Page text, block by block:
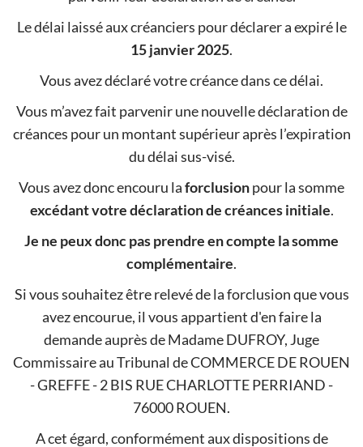
Le délai laissé aux créanciers pour déclarer a expiré le
15 janvier 2025.
Vous avez déclaré votre créance dans ce délai.
Vous m’avez fait parvenir une nouvelle déclaration de
créances pour un montant supérieur après l’expiration
du délai sus-visé.
Vous avez donc encouru laforclusionpour la somme
excédant votre déclaration de créances initiale.
Je ne peux donc pas prendre en compte la somme
complémentaire.
Si vous souhaitez être relevé de la forclusion que vous
avez encourue, il vous appartient d'en faire la
demande auprès de Madame DUFROY, Juge
Commissaire au Tribunal de COMMERCE DE ROUEN
- GREFFE - 2 BIS RUE CHARLOTTE PERRIAND -
76000 ROUEN.
A cet égard, conformément aux dispositions de